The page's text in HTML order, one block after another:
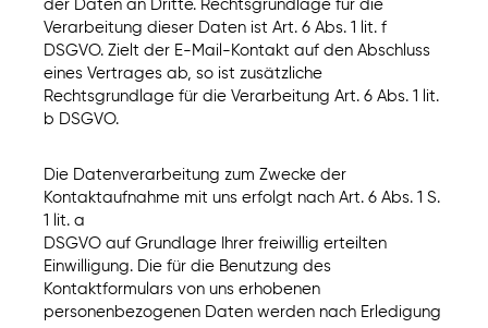
der Daten an Dritte. Rechtsgrundlage für die
Verarbeitung dieser Daten ist Art. 6 Abs. 1 lit. f
DSGVO. Zielt der E-Mail-Kontakt auf den Abschluss
eines Vertrages ab, so ist zusätzliche
Rechtsgrundlage für die Verarbeitung Art. 6 Abs. 1 lit.
b DSGVO.
Die Datenverarbeitung zum Zwecke der
Kontaktaufnahme mit uns erfolgt nach Art. 6 Abs. 1 S.
1 lit. a
DSGVO auf Grundlage Ihrer freiwillig erteilten
Einwilligung. Die für die Benutzung des
Kontaktformulars von uns erhobenen
personenbezogenen Daten werden nach Erledigung